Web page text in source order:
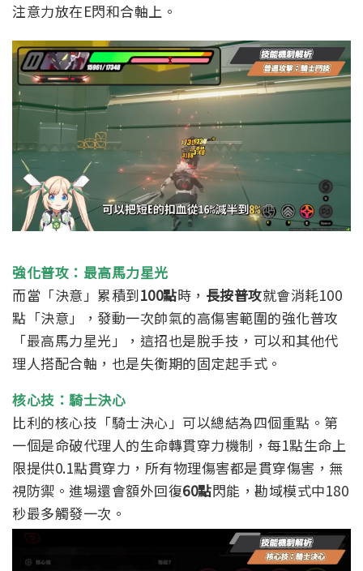
注意力放在E閃和合軸上。
強化普攻：最高馬力星光
而當「決意」累積到100點時， 長按普攻就會消耗100
點「決意」，發動一次帥氣的高傷害範圍的強化普攻
「最高馬力星光」，這招也是脫手技，可以和其他代
理人搭配合軸，也是失衡期的固定起手式。
核心技：騎士決心
比利的核心技「騎士決心」可以總結為四個重點。 第
一個是命破代理人的生命轉貫穿力機制，每1點生命上
限提供0.1點貫穿力，所有物理傷害都是貫穿傷害，無
視防禦。進場還會額外回復60點閃能，勘域模式中180
秒最多觸發一次。